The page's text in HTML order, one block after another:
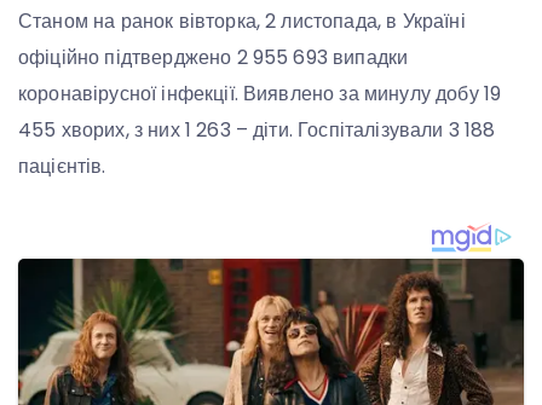
Станом на ранок вівторка, 2 листопада, в Україні
офіційно підтверджено 2 955 693 випадки
коронавірусної інфекції. Виявлено за минулу добу 19
455 хворих, з них 1 263 – діти. Госпіталізували 3 188
пацієнтів.